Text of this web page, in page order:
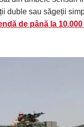
duble sau săgeții
de până la